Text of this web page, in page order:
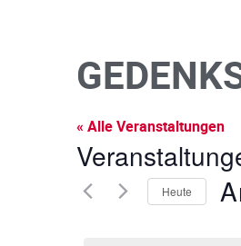
« Alle Veranstaltungen
Heute